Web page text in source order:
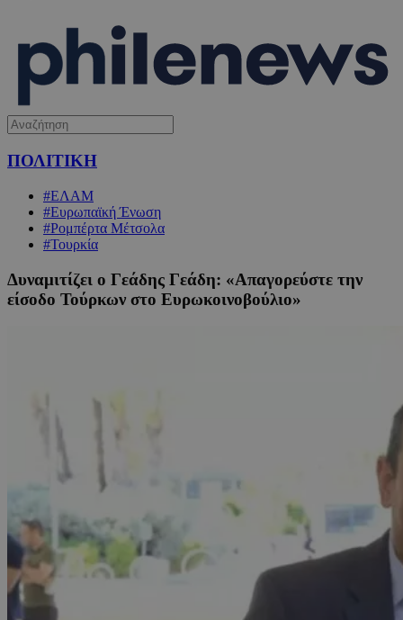
ΠΟΛΙΤΙΚΗ
#ΕΛΑΜ
#Ευρωπαϊκή Ένωση
#Ρομπέρτα Μέτσολα
#Τουρκία
Δυναμιτίζει ο Γεάδης Γεάδη: «Απαγορεύστε την
είσοδο Τούρκων στο Ευρωκοινοβούλιο»